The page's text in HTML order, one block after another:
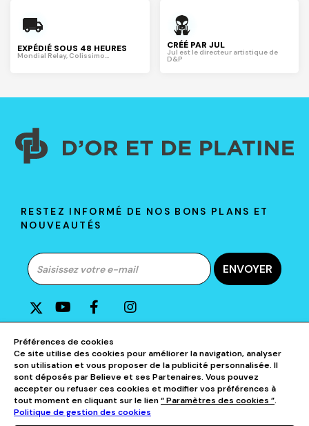
EXPÉDIÉ SOUS 48 HEURES
Mondial Relay, Colissimo...
CRÉÉ PAR JUL
Jul est le directeur artistique de
D&P
RESTEZ INFORMÉ DE NOS BONS PLANS ET
NOUVEAUTÉS
ENVOYER
A PROPOS DE D&P
AIDE & CONTACTS
NOS CATÉGORIES
Préférences de cookies
Ce site utilise des cookies pour améliorer la navigation, analyser
son utilisation et vous proposer de la publicité personnalisée. Il
sont déposés par Believe et ses Partenaires. Vous pouvez
accepter ou refuser ces cookies et modifier vos préférences à
tout moment en cliquant sur le lien“ Paramètres des cookies ”.
Politique de gestion des cookies